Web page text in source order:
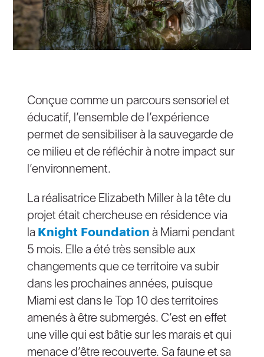
Conçue comme un parcours sensoriel et
éducatif, l’ensemble de l’expérience
permet de sensibiliser à la sauvegarde de
ce milieu et de réfléchir à notre impact sur
l’environnement.
La réalisatrice Elizabeth Miller à la tête du
projet était chercheuse en résidence via
la Knight Foundation à Miami pendant
5 mois. Elle a été très sensible aux
changements que ce territoire va subir
dans les prochaines années, puisque
Miami est dans le Top 10 des territoires
amenés à être submergés. C’est en effet
une ville qui est bâtie sur les marais et qui
menace d’être recouverte. Sa faune et sa